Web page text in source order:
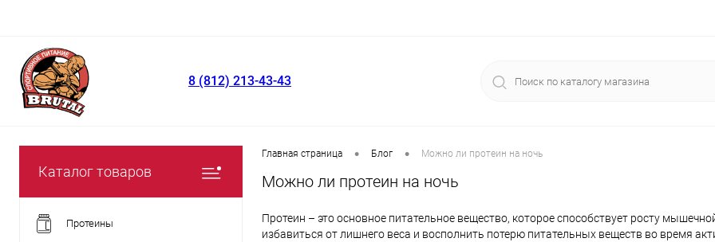
8 (812) 213-43-43
Каталог товаров
Протеины
Главная страница • Блог • Можно ли протеин на ночь
Можно ли протеин на ночь
Протеин – это основное питательное вещество, которое способствует росту
избавиться от лишнего веса и восполнить потерю питательных веществ во время